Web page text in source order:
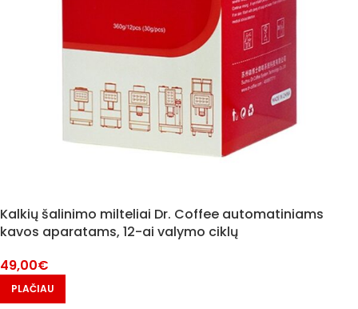
Kalkių šalinimo milteliai Dr. Coffee automatiniams
kavos aparatams, 12-ai valymo ciklų
49,00€
PLAČIAU